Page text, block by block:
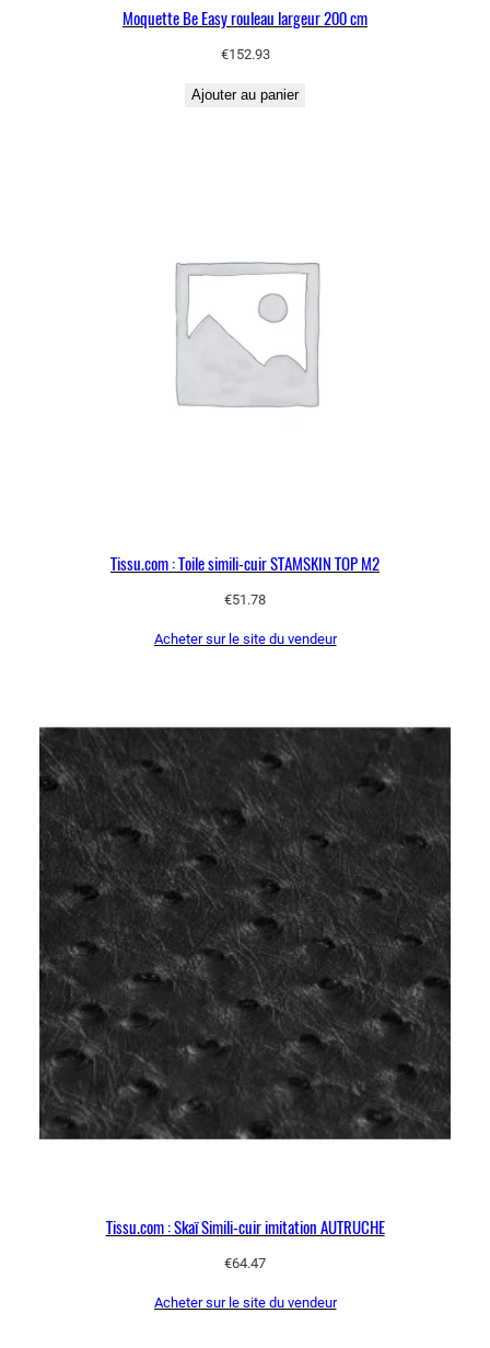
Moquette Be Easy rouleau largeur 200 cm
€152.93
Ajouter au panier
Tissu.com : Toile simili-cuir STAMSKIN TOP M2
€51.78
Acheter sur le site du vendeur
Tissu.com : Skaï Simili-cuir imitation AUTRUCHE
€64.47
Acheter sur le site du vendeur